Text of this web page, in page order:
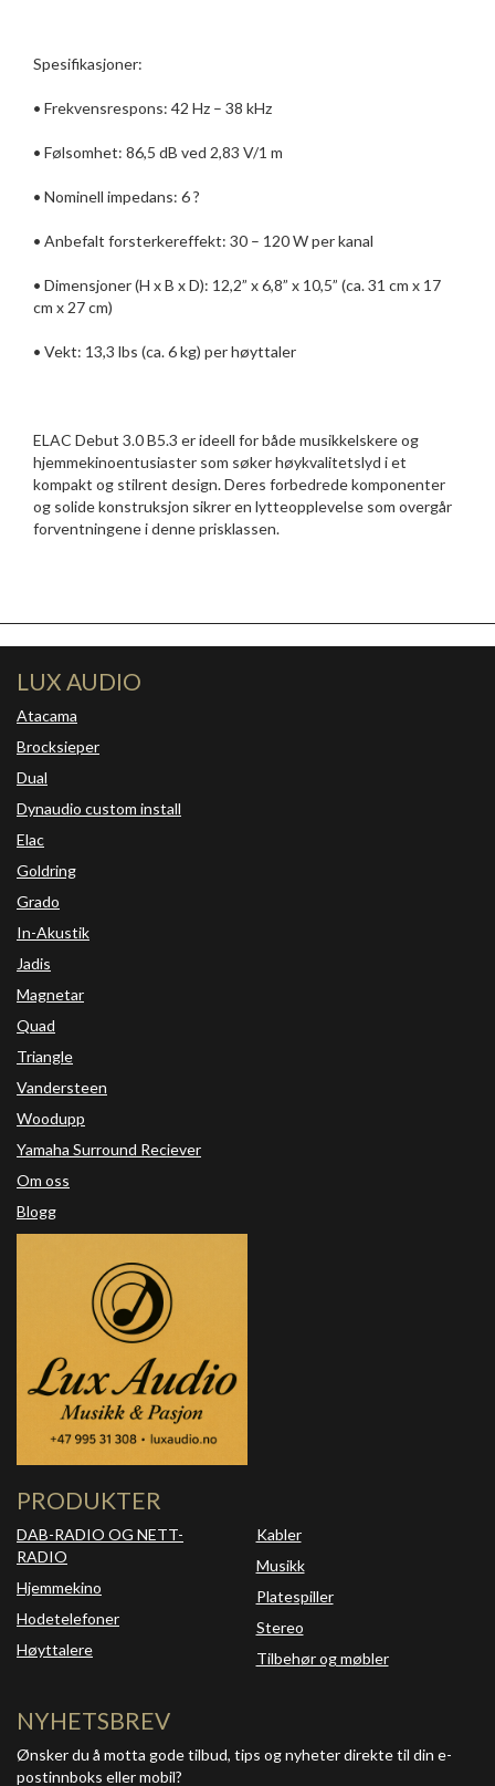
Spesifikasjoner:
• Frekvensrespons: 42 Hz – 38 kHz
• Følsomhet: 86,5 dB ved 2,83 V/1 m
• Nominell impedans: 6 ?
• Anbefalt forsterkereffekt: 30 – 120 W per kanal
• Dimensjoner (H x B x D): 12,2” x 6,8” x 10,5” (ca. 31 cm x 17
cm x 27 cm)
• Vekt: 13,3 lbs (ca. 6 kg) per høyttaler
ELAC Debut 3.0 B5.3 er ideell for både musikkelskere og
hjemmekinoentusiaster som søker høykvalitetslyd i et
kompakt og stilrent design. Deres forbedrede komponenter
og solide konstruksjon sikrer en lytteopplevelse som overgår
forventningene i denne prisklassen.
LUX AUDIO
Atacama
Brocksieper
Dual
Dynaudio custom install
Elac
Goldring
Grado
In-Akustik
Jadis
Magnetar
Quad
Triangle
Vandersteen
Woodupp
Yamaha Surround Reciever
Om oss
Blogg
PRODUKTER
DAB-RADIO OG NETT-
RADIO
Hjemmekino
Hodetelefoner
Høyttalere
Kabler
Musikk
Platespiller
Stereo
Tilbehør og møbler
NYHETSBREV
Ønsker du å motta gode tilbud, tips og nyheter direkte til din e-
postinnboks eller mobil?